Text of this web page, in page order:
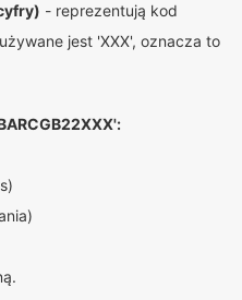
- reprezentują kod
jest 'XXX', oznacza to